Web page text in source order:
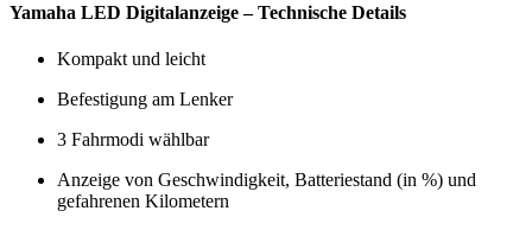
Yamaha LED Digitalanzeige – Technische Details
Kompakt und leicht
Befestigung am Lenker
3 Fahrmodi wählbar
Anzeige von Geschwindigkeit, Batteriestand (in %) und
gefahrenen Kilometern